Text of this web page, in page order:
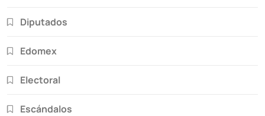
Diputados
Edomex
Electoral
Escándalos